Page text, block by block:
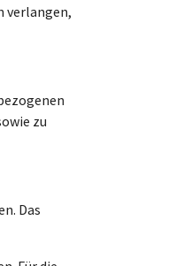
verlangen,
zu
Das